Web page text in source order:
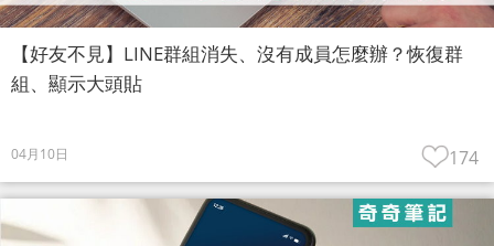
【好友不見】LINE群組消失、沒有成員怎麼辦？恢復群
組、顯示大頭貼
04月10日 174